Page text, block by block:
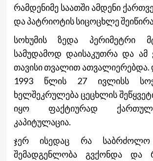
რამდენიმე საათში ამდენი
და პატრიოტის სიცოცხლე
სოხუმის ზედა პერიმეტრი
სამუდამოდ დაისაკუთრა და ამ
თავისი თვალით ათვალიერებდა.
1993 წლის 27 ივლისს
ხელშეკრულება ცეცხლის
იყო ფაქტიურად
კაპიტულაცია.
ჯერ ისედაც რა საბრძოლო
შემადგენლობა გვქონდა და